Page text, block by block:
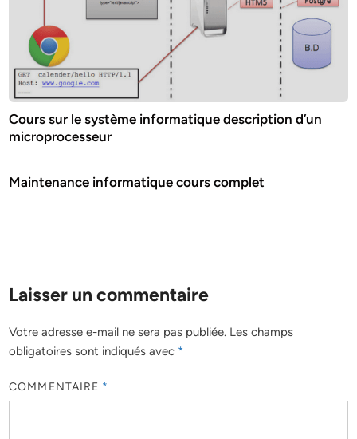
Cours sur le système informatique description d’un
microprocesseur
Maintenance informatique cours complet
Laisser un commentaire
Votre adresse e-mail ne sera pas publiée. Les champs
obligatoires sont indiqués avec *
COMMENTAIRE *